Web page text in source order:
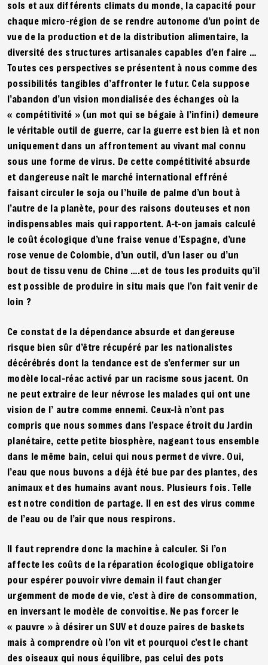
sols et aux différents climats du monde, la capacité pour
chaque micro-région de se rendre autonome d’un point de
vue de la production et de la distribution alimentaire, la
diversité des structures artisanales capables d’en faire …
Toutes ces perspectives se présentent à nous comme des
possibilités tangibles d’affronter le futur. Cela suppose
l’abandon d’un vision mondialisée des échanges où la
« compétitivité » (un mot qui se bégaie à l’infini) demeure
le véritable outil de guerre, car la guerre est bien là et non
uniquement dans un affrontement au vivant mal connu
sous une forme de virus. De cette compétitivité absurde
et dangereuse naît le marché international effréné
faisant circuler le soja ou l’huile de palme d’un bout à
l’autre de la planète, pour des raisons douteuses et non
indispensables mais qui rapportent. A-t-on jamais calculé
le coût écologique d’une fraise venue d’Espagne, d’une
rose venue de Colombie, d’un outil, d’un laser ou d’un
bout de tissu venu de Chine ….et de tous les produits qu’il
est possible de produire in situ mais que l’on fait venir de
loin ?
Ce constat de la dépendance absurde et dangereuse
risque bien sûr d’être récupéré par les nationalistes
décérébrés dont la tendance est de s’enfermer sur un
modèle local-réac activé par un racisme sous jacent. On
ne peut extraire de leur névrose les malades qui ont une
vision de l’ autre comme ennemi. Ceux-là n’ont pas
compris que nous sommes dans l’espace étroit du Jardin
planétaire, cette petite biosphère, nageant tous ensemble
dans le même bain, celui qui nous permet de vivre. Oui,
l’eau que nous buvons a déjà été bue par des plantes, des
animaux et des humains avant nous. Plusieurs fois. Telle
est notre condition de partage. Il en est des virus comme
de l’eau ou de l’air que nous respirons.
Il faut reprendre donc la machine à calculer. Si l’on
affecte les coûts de la réparation écologique obligatoire
pour espérer pouvoir vivre demain il faut changer
urgemment de mode de vie, c’est à dire de consommation,
en inversant le modèle de convoitise. Ne pas forcer le
« pauvre » à désirer un SUV et douze paires de baskets
mais à comprendre où l’on vit et pourquoi c’est le chant
des oiseaux qui nous équilibre, pas celui des pots